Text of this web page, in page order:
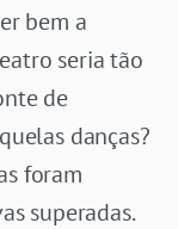
bem a
seria tão
de
danças?
foram
superadas.